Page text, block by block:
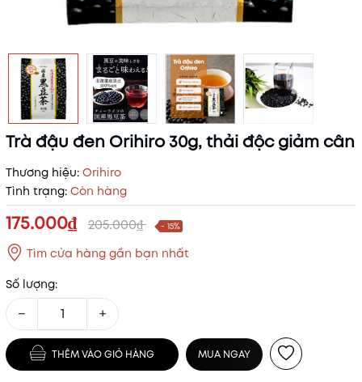
Trà đậu đen Orihiro 30g, thải độc giảm cân
Thương hiệu: Orihiro
Tình trạng: Còn hàng
175.000₫ 205.000₫ - 15%
Tìm cửa hàng gần bạn nhất
Số lượng:
− +
THÊM VÀO GIỎ HÀNG MUA NGAY